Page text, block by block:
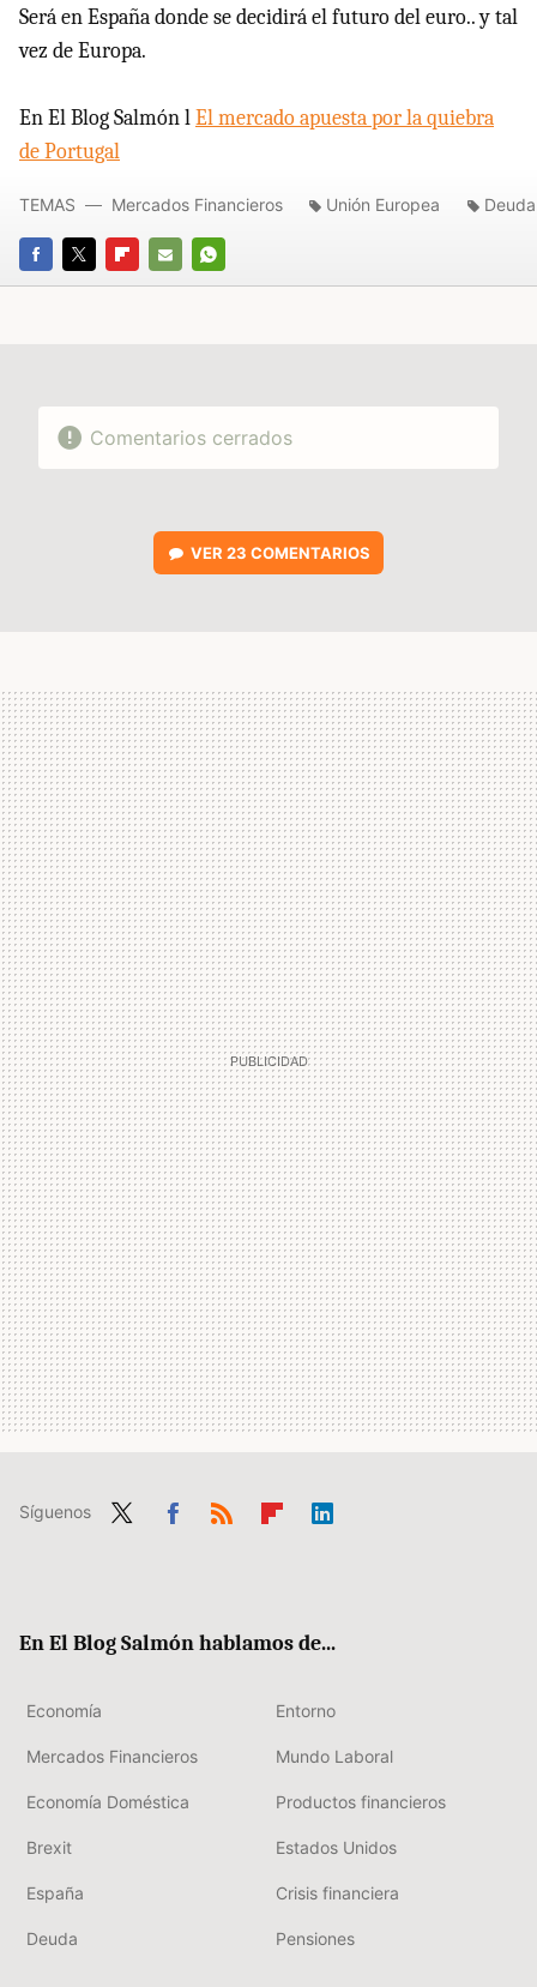
Será en España donde se decidirá el futuro del euro.. y tal
vez de Europa.
En El Blog Salmón lEl mercado apuesta por la quiebra
de Portugal
FACEBOOK
TWITTERFLIPBOARD
E-
WHATSAPP
TEMAS Mercados Financieros Unión Europea Deuda
Comentarios cerrados
VER 23 COMENTARIOS
Síguenos
En El Blog Salmón hablamos de...
Economía Entorno
Mercados Financieros Mundo Laboral
Economía Doméstica Productos financieros
Brexit Estados Unidos
España Crisis financiera
Deuda Pensiones